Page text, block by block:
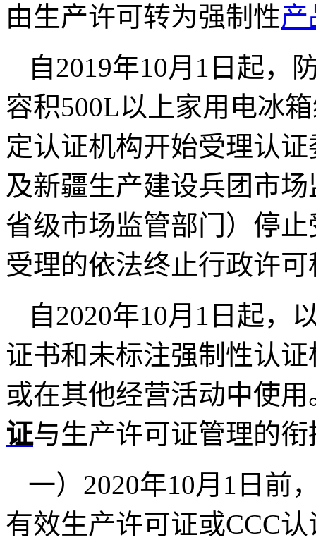
由生产许可转为强制性产
自2019年10月 1 日起，
容积500L以上家用电冰
定认证机构开始受理认
及新疆生产建设兵团市
省级市场监管部门）停
受理的依法终止行政许可
自2020年10月 1 日起，
证书和未标注强制性认
或在其他经营活动中使
证与生产许可证管理的衔
一） 2020年10月 1 日前
有效生产许可证或CCC认